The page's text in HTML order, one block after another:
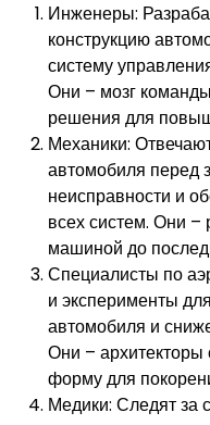
Инженеры:
конструкцию
систему
Они – мозг
решения для
Механики:
автомобиля перед
неисправности и
всех систем. Они
машиной до
Специалисты по
и эксперименты
автомобиля и
Они – архитекторы
форму для
Медики: Следят за